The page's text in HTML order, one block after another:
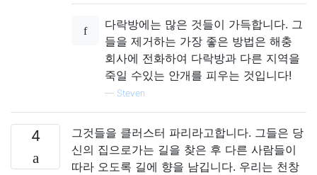
다락방에는 많은 것들이 가득합니다. 그
들을 제거하는 가장 좋은 방법은 해충
회사에 전화하여 다락방과 다른 지역을
죽일 수있는 안개를 피우는 것입니다!
— Steven
4
그것들을 클러스터 파리라고합니다. 그들은 당
신의 집으로가는 길을 찾은 후 다른 사람들이
따라 오도록 길에 향을 남깁니다. 우리는 천창